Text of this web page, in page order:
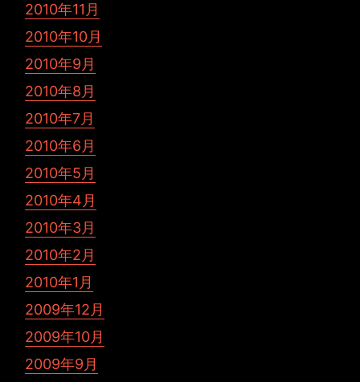
2010年11月
2010年10月
2010年9月
2010年8月
2010年7月
2010年6月
2010年5月
2010年4月
2010年3月
2010年2月
2010年1月
2009年12月
2009年10月
2009年9月